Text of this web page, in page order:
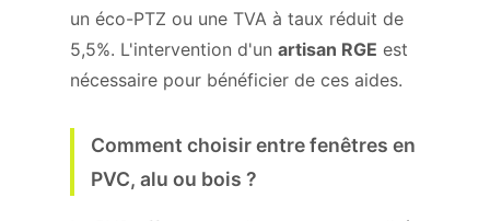
un éco-PTZ ou une TVA à taux réduit de
5,5%. L'intervention d'un artisan RGE est
nécessaire pour bénéficier de ces aides.
Comment choisir entre fenêtres en
PVC, alu ou bois ?